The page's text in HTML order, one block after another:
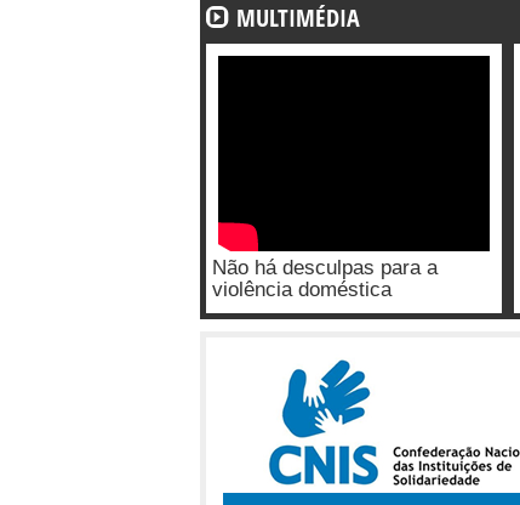
MULTIMÉDIA
Não há desculpas para a
violência doméstica